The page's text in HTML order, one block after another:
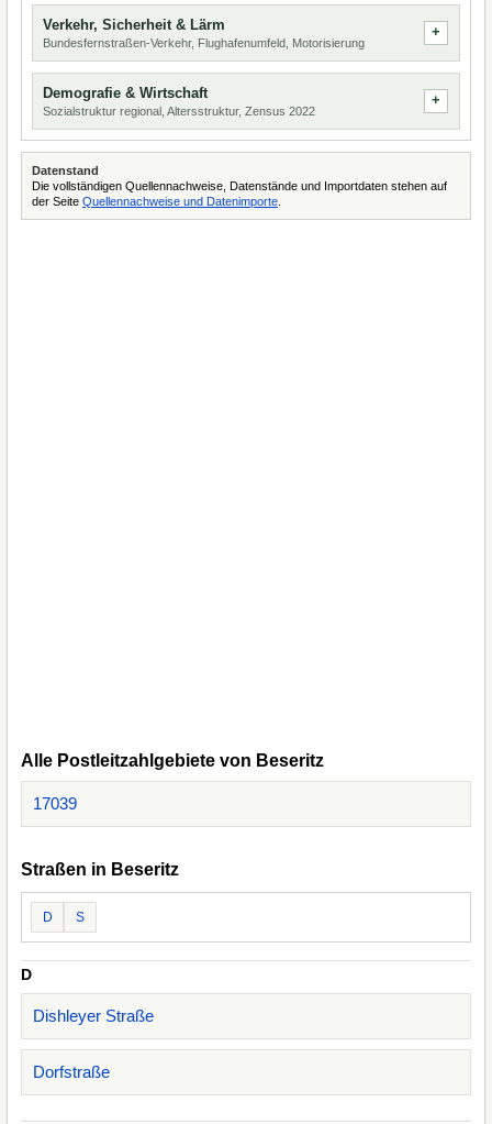
Verkehr, Sicherheit & Lärm
Bundesfernstraßen-Verkehr, Flughafenumfeld, Motorisierung
Demografie & Wirtschaft
Sozialstruktur regional, Altersstruktur, Zensus 2022
Datenstand
Die vollständigen Quellennachweise, Datenstände und Importdaten stehen auf
der Seite Quellennachweise und Datenimporte
Alle Postleitzahlgebiete von Beseritz
17039
Straßen in Beseritz
D S
D
Dishleyer Straße
Dorfstraße